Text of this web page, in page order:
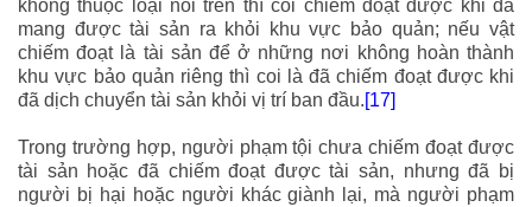
không thuộc loại nói trên thì coi chiếm đoạt được khi đã
mang được tài sản ra khỏi khu vực bảo quản; nếu vật
chiếm đoạt là tài sản để ở những nơi không hoàn thành
khu vực bảo quản riêng thì coi là đã chiếm đoạt được khi
đã dịch chuyển tài sản khỏi vị trí ban đầu.[17]
Trong trường hợp, người phạm tội chưa chiếm đoạt được
tài sản hoặc đã chiếm đoạt được tài sản, nhưng đã bị
người bị hại hoặc người khác giành lại, mà người phạm